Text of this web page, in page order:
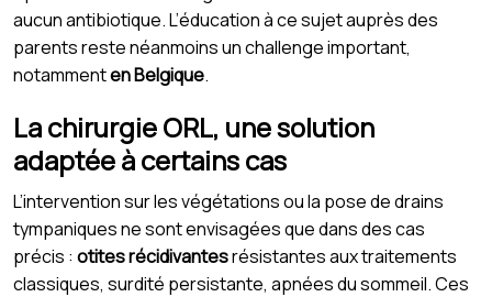
aucun antibiotique. L’éducation à ce sujet auprès des
parents reste néanmoins un challenge important,
notammenten Belgique.
La chirurgie ORL, une solution
adaptée à certains cas
L’intervention sur les végétations ou la pose de drains
tympaniques ne sont envisagées que dans des cas
précis : otites récidivantesrésistantes aux traitements
classiques, surdité persistante, apnées du sommeil. Ces